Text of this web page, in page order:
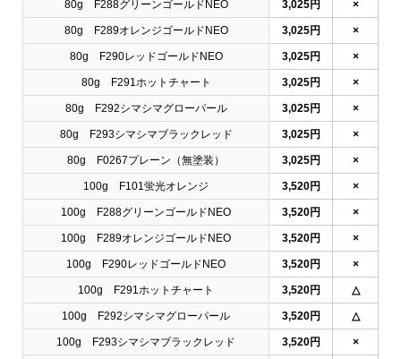
80g F288グリーンゴールドNEO 3,025円 ×
80g F289オレンジゴールドNEO 3,025円 ×
80g F290レッドゴールドNEO 3,025円 ×
80g F291ホットチャート 3,025円 ×
80g F292シマシマグローパール 3,025円 ×
80g F293シマシマブラックレッド 3,025円 ×
80g F0267プレーン（無塗装） 3,025円 ×
100g F101蛍光オレンジ 3,520円 ×
100g F288グリーンゴールドNEO 3,520円 ×
100g F289オレンジゴールドNEO 3,520円 ×
100g F290レッドゴールドNEO 3,520円 ×
100g F291ホットチャート 3,520円 △
100g F292シマシマグローパール 3,520円 △
100g F293シマシマブラックレッド 3,520円 ×